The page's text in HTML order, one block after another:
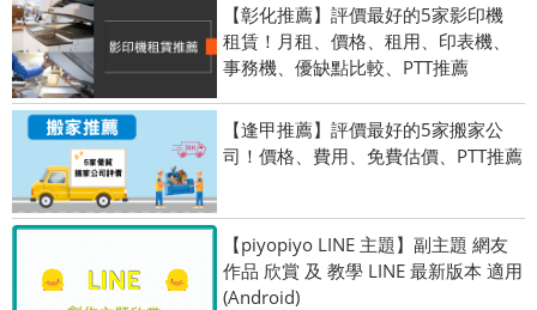
【彰化推薦】評價最好的5家影印機
租賃！月租、價格、租用、印表機、
事務機、優缺點比較、PTT推薦
【逢甲推薦】評價最好的5家搬家公
司！價格、費用、免費估價、PTT推薦
【piyopiyo LINE 主題】副主題 網友
作品 欣賞 及 教學 LINE 最新版本 適用
(Android)